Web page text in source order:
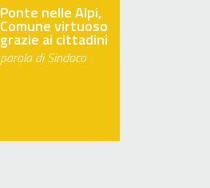
Ponte nelle Alpi,
Comune virtuoso
grazie ai cittadini
parola di Sindaco